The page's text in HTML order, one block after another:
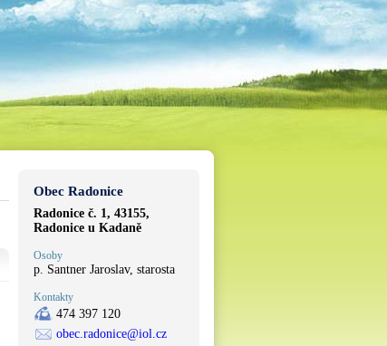
Obec Radonice
Radonice č. 1, 43155,
Radonice u Kadaně
Osoby
p. Santner Jaroslav, starosta
Kontakty
474 397 120
obec.radonice@iol.cz